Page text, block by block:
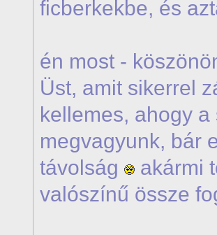
ficberkekbe, és
én most -
Üst, amit sikerrel
kellemes, ahogy
megvagyunk, bár
távolság
akármi
valószínű össze